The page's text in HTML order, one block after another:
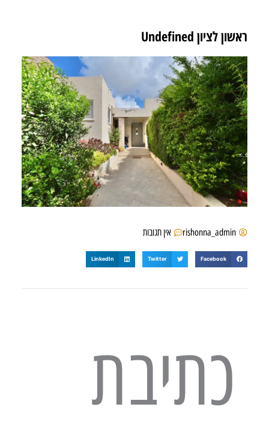
ראשון לציון Undefined
rishonna_admin אין תגובות
Facebook
Twitter
LinkedIn
כתיבת